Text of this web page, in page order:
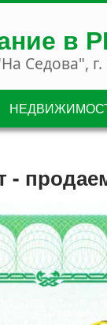
в
Седова", г.
-